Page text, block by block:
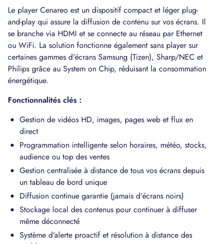
Le player Cenareo est un dispositif compact et léger plug-
and-play qui assure la diffusion de contenu sur vos écrans. Il
se branche via HDMI et se connecte au réseau par Ethernet
ou WiFi. La solution fonctionne également sans player sur
certaines gammes d'écrans Samsung (Tizen), Sharp/NEC et
Philips grâce au System on Chip, réduisant la consommation
énergétique.
Fonctionnalités clés :
Gestion de vidéos HD, images, pages web et flux en
direct
Programmation intelligente selon horaires, météo, stocks,
audience ou top des ventes
Gestion centralisée à distance de tous vos écrans depuis
un tableau de bord unique
Diffusion continue garantie (jamais d'écrans noirs)
Stockage local des contenus pour continuer à diffuser
même déconnecté
Système d'alerte proactif et résolution à distance des